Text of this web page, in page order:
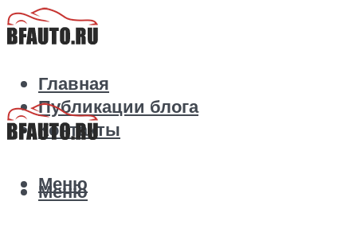
Главная
Публикации блога
Контакты
Меню
Меню